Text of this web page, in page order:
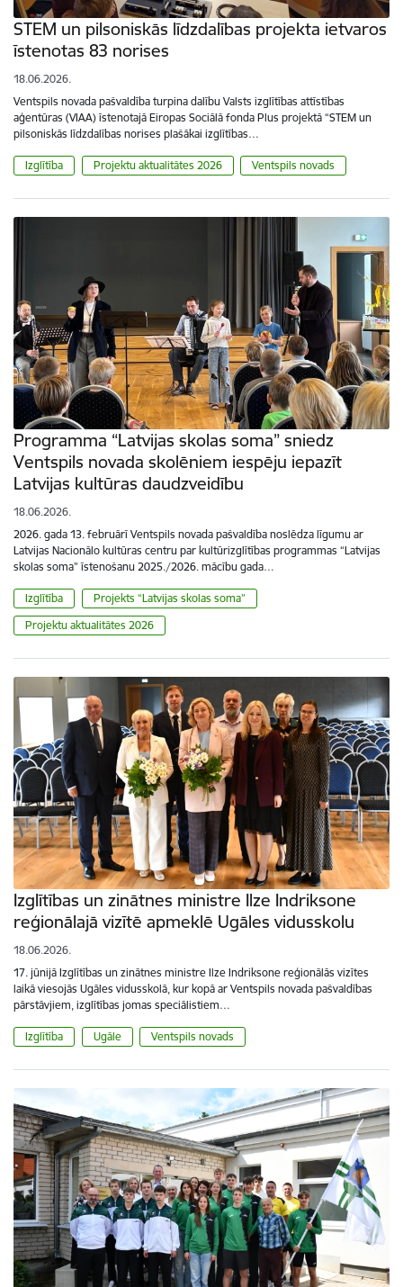
STEM un pilsoniskās līdzdalības projekta ietvaros
īstenotas 83 norises
18.06.2026.
Ventspils novada pašvaldība turpina dalību Valsts izglītības attīstības
aģentūras (VIAA) īstenotajā Eiropas Sociālā fonda Plus projektā “STEM un
pilsoniskās līdzdalības norises plašākai izglītības…
Izglītība Projektu aktualitātes 2026 Ventspils novads
Programma “Latvijas skolas soma” sniedz
Ventspils novada skolēniem iespēju iepazīt
Latvijas kultūras daudzveidību
18.06.2026.
2026. gada 13. februārī Ventspils novada pašvaldība noslēdza līgumu ar
Latvijas Nacionālo kultūras centru par kultūrizglītības programmas “Latvijas
skolas soma” īstenošanu 2025./2026. mācību gada…
Izglītība
Projekts “Latvijas skolas soma”
Projektu aktualitātes 2026
Izglītības un zinātnes ministre Ilze Indriksone
reģionālajā vizītē apmeklē Ugāles vidusskolu
18.06.2026.
17. jūnijā Izglītības un zinātnes ministre Ilze Indriksone reģionālās vizītes
laikā viesojās Ugāles vidusskolā, kur kopā ar Ventspils novada pašvaldības
pārstāvjiem, izglītības jomas speciālistiem…
Izglītība Ugāle Ventspils novads